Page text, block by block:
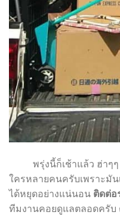
พรุ่งนี้ก็เช้าแล้ว ฮ่าๆๆ
ใครหลายคนครับเพราะมั
ได้หยุดอย่างแน่นอน ติดต่อ
ทีมงานคอยดูแลตลอดครับ